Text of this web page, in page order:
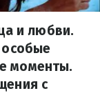
и любви.
особые
моменты.
с